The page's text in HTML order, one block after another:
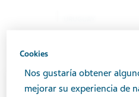
Cookies
Nos gustaría obtener
mejorar su experiencia de